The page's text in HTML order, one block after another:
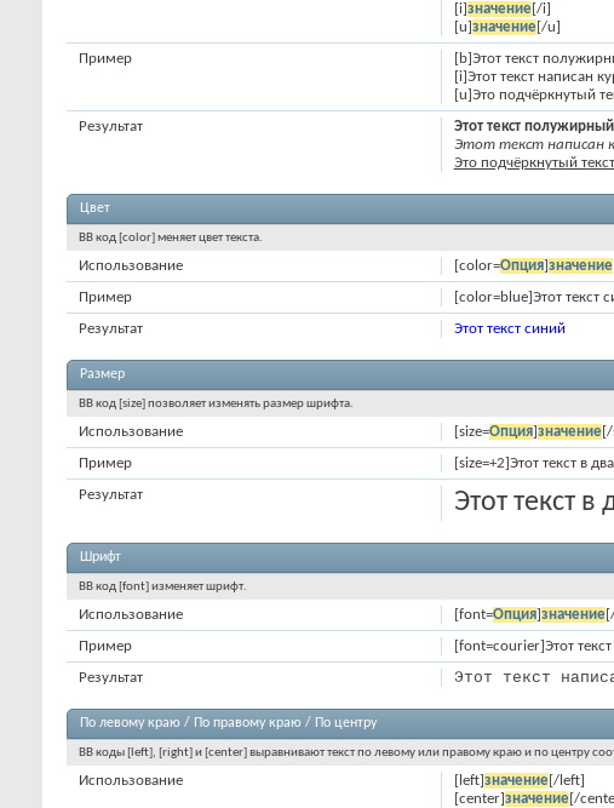
[i]значение[/i]
[u]значение[/u]
[b]Этот текст
[i]Этот текст написан
[u]Это подчёркнутый
Пример
Этот текст полужирный
Этот текст написан
Это подчёркнутый текст
Результат
Цвет
BB код [color] меняет цвет текста.
[color=Опция]значение
Использование
[color=blue]Этот текст
Пример
Этот текст синий
Результат
Размер
BB код [size] позволяет изменять размер шрифта.
[size=Опция]значение[/
Использование
[size=+2]Этот текст в
Пример
Этот текст
Результат
Шрифт
BB код [font] изменяет шрифт.
[font=Опция]значение
Использование
[font=courier]Этот
Пример
Этот текст
Результат
По левому краю / По правому краю / По центру
BB коды [left], [right] и [center] выравнивают текст по левому или правому краю и по центру
[left]значение[/left]
[center]значение[/
Использование